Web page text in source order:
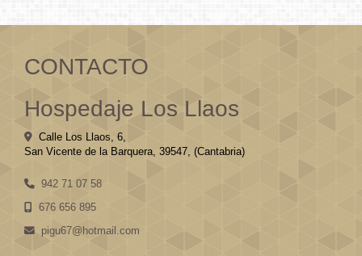
CONTACTO
Hospedaje Los Llaos
Calle Los Llaos, 6,
San Vicente de la Barquera, 39547, (Cantabria)
942 71 07 58
676 656 895
pigu67
hotmail.com